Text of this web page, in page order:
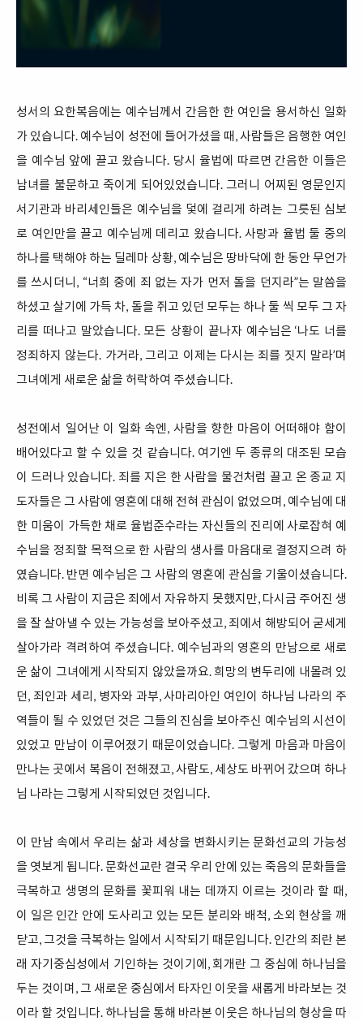
성서의 요한복음에는 예수님께서 간음한 한 여인을 용서하신 일화
가 있습니다. 예수님이 성전에 들어가셨을 때, 사람들은 음행한 여인
을 예수님 앞에 끌고 왔습니다. 당시 율법에 따르면 간음한 이들은
남녀를 불문하고 죽이게 되어있었습니다. 그러니 어찌된 영문인지
서기관과 바리세인들은 예수님을 덫에 걸리게 하려는 그릇된 심보
로 여인만을 끌고 예수님께 데리고 왔습니다. 사랑과 율법 둘 중의
하나를 택해야 하는 딜레마 상황, 예수님은 땅바닥에 한 동안 무언가
를 쓰시더니, “너희 중에 죄 없는 자가 먼저 돌을 던지라”는 말씀을
하셨고 살기에 가득 차, 돌을 쥐고 있던 모두는 하나 둘 씩 모두 그 자
리를 떠나고 말았습니다. 모든 상황이 끝나자 예수님은 ‘나도 너를
정죄하지 않는다. 가거라, 그리고 이제는 다시는 죄를 짓지 말라’며
그녀에게 새로운 삶을 허락하여 주셨습니다.
성전에서 일어난 이 일화 속엔, 사람을 향한 마음이 어떠해야 함이
배어있다고 할 수 있을 것 같습니다. 여기엔 두 종류의 대조된 모습
이 드러나 있습니다. 죄를 지은 한 사람을 물건처럼 끌고 온 종교 지
도자들은 그 사람에 영혼에 대해 전혀 관심이 없었으며, 예수님에 대
한 미움이 가득한 채로 율법준수라는 자신들의 진리에 사로잡혀 예
수님을 정죄할 목적으로 한 사람의 생사를 마음대로 결정지으려 하
였습니다. 반면 예수님은 그 사람의 영혼에 관심을 기울이셨습니다.
비록 그 사람이 지금은 죄에서 자유하지 못했지만, 다시금 주어진 생
을 잘 살아낼 수 있는 가능성을 보아주셨고, 죄에서 해방되어 굳세게
살아가라 격려하여 주셨습니다. 예수님과의 영혼의 만남으로 새로
운 삶이 그녀에게 시작되지 않았을까요. 희망의 변두리에 내몰려 있
던, 죄인과 세리, 병자와 과부, 사마리아인 여인이 하나님 나라의 주
역들이 될 수 있었던 것은 그들의 진심을 보아주신 예수님의 시선이
있었고 만남이 이루어졌기 때문이었습니다. 그렇게 마음과 마음이
만나는 곳에서 복음이 전해졌고, 사람도, 세상도 바뀌어 갔으며 하나
님 나라는 그렇게 시작되었던 것입니다.
이 만남 속에서 우리는 삶과 세상을 변화시키는 문화선교의 가능성
을 엿보게 됩니다. 문화선교란 결국 우리 안에 있는 죽음의 문화들을
극복하고 생명의 문화를 꽃피워 내는 데까지 이르는 것이라 할 때,
이 일은 인간 안에 도사리고 있는 모든 분리와 배척, 소외 현상을 깨
닫고, 그것을 극복하는 일에서 시작되기 때문입니다. 인간의 죄란 본
래 자기중심성에서 기인하는 것이기에, 회개란 그 중심에 하나님을
두는 것이며, 그 새로운 중심에서 타자인 이웃을 새롭게 바라보는 것
이라 할 것입니다. 하나님을 통해 바라본 이웃은 하나님의 형상을 따